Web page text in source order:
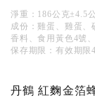
淨重：186公克±4.5
成份：雞蛋、雞蛋、
香料、食用黃色4號
保存期限：有效期限
丹鶴 紅麴金箔